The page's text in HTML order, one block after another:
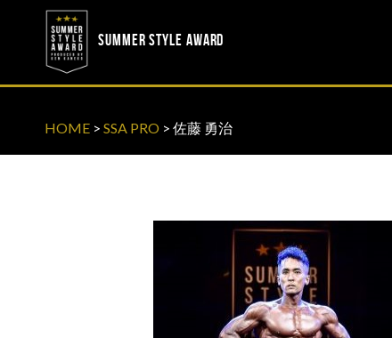
SUMMER STYLE AWARD
HOME > SSA PRO > 佐藤 勇治